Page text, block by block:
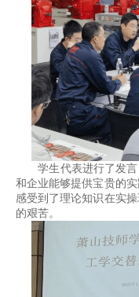
学生代表进行了发
和企业能够提供宝贵的
感受到了理论知识在实
的艰苦。